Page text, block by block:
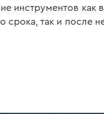
инструментов как
срока, так и после